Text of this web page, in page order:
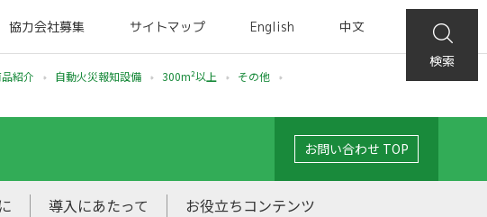
協力会社募集 サイトマップ English
中文
検索
紹介 自動火災報知設備 300m²以上
その他
お問い合わせ TOP
導入にあたって お役立ちコンテンツ